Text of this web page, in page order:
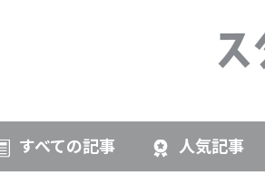
すべての記事 人気記事